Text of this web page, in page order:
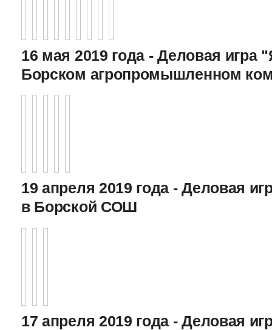
16 мая 2019 года - Деловая игра
Борском агропромышленном
19 апреля 2019 года - Деловая
в Борской СОШ
17 апреля 2019 года - Деловая